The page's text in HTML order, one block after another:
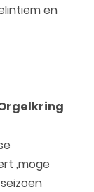
en
,moge